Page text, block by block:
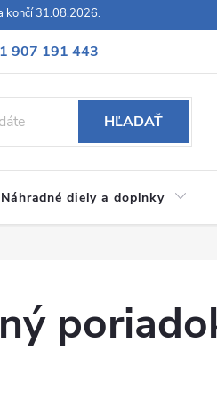
končí 31.08.2026.
907 191 443Podmienky ochrany
HĽADAŤ
Náhradné diely a doplnky